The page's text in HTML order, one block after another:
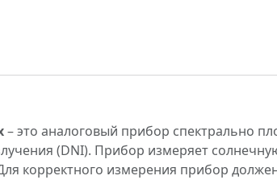
– это аналоговый прибор спектрально
(DNI). Прибор измеряет
корректного измерения прибор